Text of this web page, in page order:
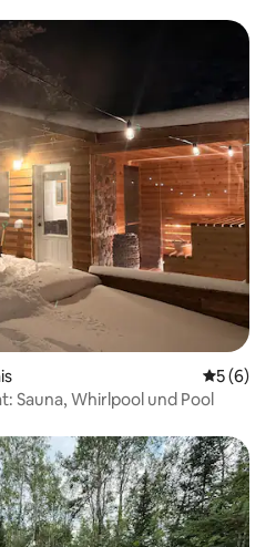
5 (6)
Sauna, Whirlpool und Pool